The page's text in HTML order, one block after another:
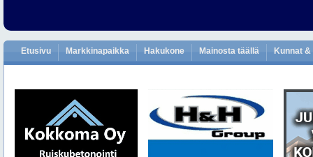
Etusivu Markkinapaikka Hakukone Mainosta täällä Kunnat